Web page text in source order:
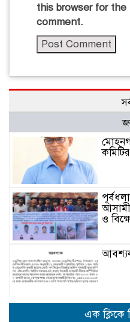
this browser for
comment.
ও
এক ক্লিকে